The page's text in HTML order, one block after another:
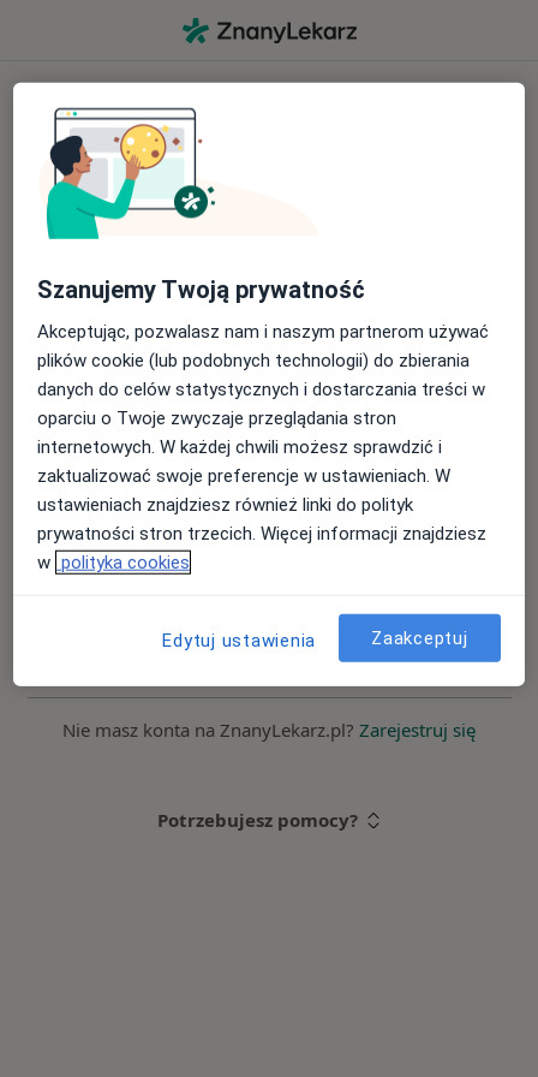
Zaloguj się na swoje konto
Za pośrednictwem mediów
Kontynuuj z Google
Kontynuuj z Apple
lub
Poprzez formularz logowania
Nie pamiętasz hasła?
Nie masz konta na ZnanyLekarz.pl? Zarejestruj się
Potrzebujesz pomocy?
Szanujemy Twoją prywatność
Akceptując, pozwalasz nam i naszym partnerom używać
plików cookie (lub podobnych technologii) do zbierania
danych do celów statystycznych i dostarczania treści w
oparciu o Twoje zwyczaje przeglądania stron
internetowych. W każdej chwili możesz sprawdzić i
zaktualizować swoje preferencje w ustawieniach. W
ustawieniach znajdziesz również linki do polityk
prywatności stron trzecich. Więcej informacji znajdziesz
w polityka cookies
Edytuj ustawienia Zaakceptuj